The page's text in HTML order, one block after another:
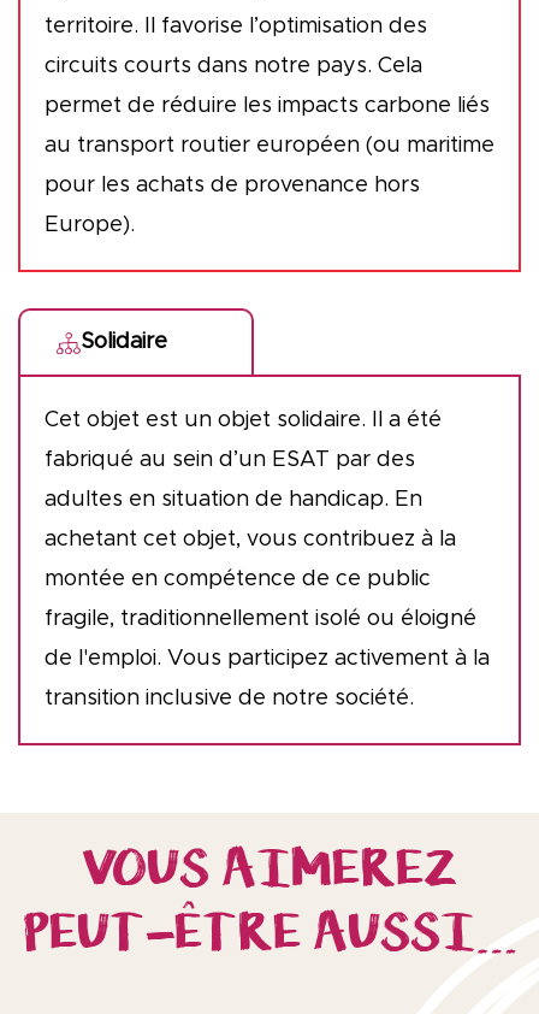
territoire. Il favorise l’optimisation des
circuits courts dans notre pays. Cela
permet de réduire les impacts carbone liés
au transport routier européen (ou maritime
pour les achats de provenance hors
Europe).
Solidaire
Cet objet est un objet solidaire. Il a été
fabriqué au sein d’un ESAT par des
adultes en situation de handicap. En
achetant cet objet, vous contribuez à la
montée en compétence de ce public
fragile, traditionnellement isolé ou éloigné
de l'emploi. Vous participez activement à la
transition inclusive de notre société.
VOUS AIMEREZ
PEUT-ÊTRE AUSSI…